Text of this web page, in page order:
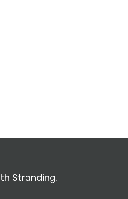
Stranding.